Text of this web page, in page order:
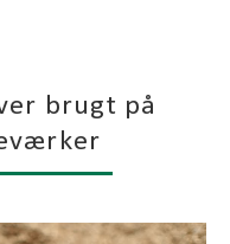
ser således ud:
mere gavntræ og
vi også
en skovbevoksning
brugt på